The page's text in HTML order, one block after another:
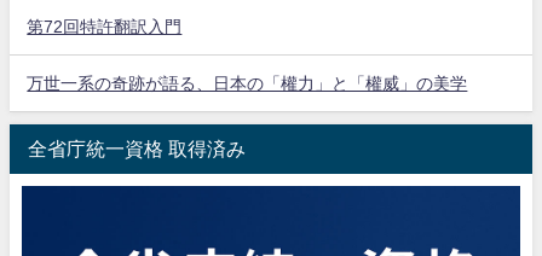
第72回特許翻訳入門
万世一系の奇跡が語る、日本の「權力」と「權威」の美学
全省庁統一資格 取得済み